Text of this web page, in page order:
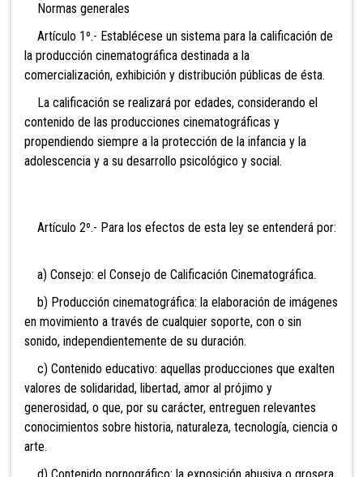
Normas generales
Artículo 1º.- Establécese un sistema para la calificación de
la producción cinematográfica destinada a la
comercialización, exhibición y distribución públicas de ésta.
La calificación se realizará por edades, considerando el
contenido de las producciones cinematográficas y
propendiendo siempre a la protección de la infancia y la
adolescencia y a su desarrollo psicológico y social.
Artículo 2º.- Para los efectos de esta ley se entenderá por:
a) Consejo: el Consejo de Calificación Cinematográfica.
b) Producción cinematográfica: la elaboración de imágenes
en movimiento a través de cualquier soporte, con o sin
sonido, independientemente de su duración.
c) Contenido educativo: aquellas producciones que exalten
valores de solidaridad, libertad, amor al prójimo y
generosidad, o que, por su carácter, entreguen relevantes
conocimientos sobre historia, naturaleza, tecnología, ciencia o
arte.